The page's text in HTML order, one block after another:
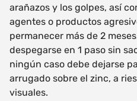
arañazos y los golpes, así
agentes o productos
permanecer más de 2
despegarse en 1 paso sin
ningún caso debe dejarse
arrugado sobre el zinc, a
visuales.